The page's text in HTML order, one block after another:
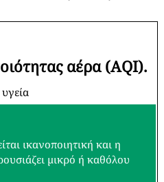
αέρα (AQI).
ικανοποιητική και η
μικρό ή καθόλου